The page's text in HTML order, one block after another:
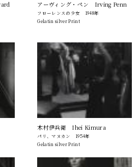
アーヴィング・ペン Irving Penn
フローレンスの少女 1948年
Gelatin silver Print
木村伊兵衛 Ihei Kimura
パリ、マヌカン 1954年
Gelatin silver Print